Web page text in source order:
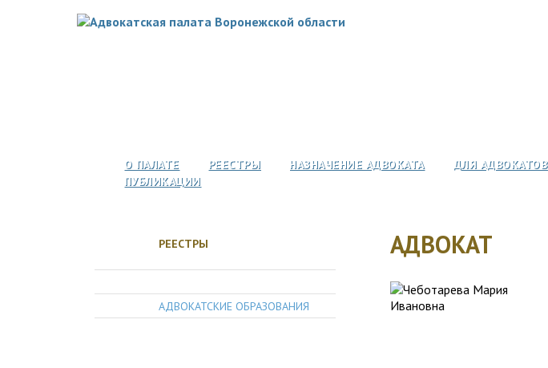
О ПАЛАТЕ РЕЕСТРЫ НАЗНАЧЕНИЕ АДВОКАТА ДЛЯ АДВОКАТОВ
ПУБЛИКАЦИИ
РЕЕСТРЫ
АДВОКАТСКИЕ ОБРАЗОВАНИЯ
АДВОКАТ